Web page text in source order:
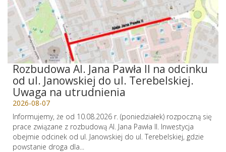
Rozbudowa Al. Jana Pawła II na odcinku
od ul. Janowskiej do ul. Terebelskiej.
Uwaga na utrudnienia
2026-08-07
Informujemy, że od 10.08.2026 r. (poniedziałek) rozpoczną się
prace związane z rozbudową Al. Jana Pawła II. Inwestycja
obejmie odcinek od ul. Janowskiej do ul. Terebelskiej, gdzie
powstanie droga dla...